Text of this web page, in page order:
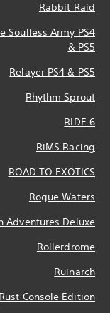
Rabbit Raid
Soulless Army PS4
& PS5
Relayer PS4 & PS5
Rhythm Sprout
RIDE 6
RiMS Racing
ROAD TO EXOTICS
Rogue Waters
Adventures Deluxe
Rollerdrome
Ruinarch
Rust Console Edition